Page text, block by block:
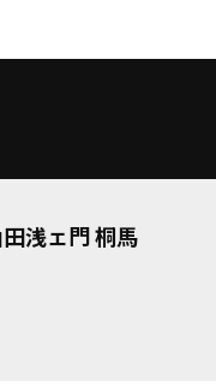
浅ェ門 桐馬